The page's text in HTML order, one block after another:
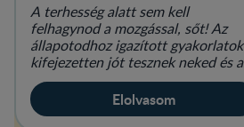
A terhesség alatt sem kell
felhagynod a mozgással, sőt! Az
állapotodhoz igazított gyakorlatok
kifejezetten jót tesznek neked és a
babádnak is.
Elolvasom